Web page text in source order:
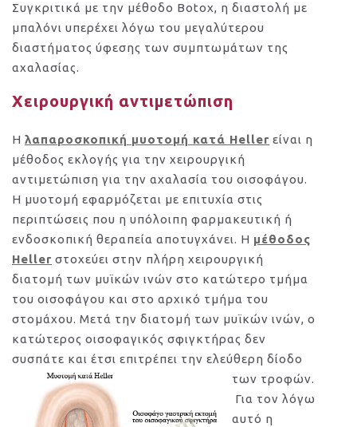
Συγκριτικά με την μέθοδο Botox, η διαστολή με
μπαλόνι υπερέχει λόγω του μεγαλύτερου
διαστήματος ύφεσης των συμπτωμάτων της
αχαλασίας.
Χειρουργική αντιμετώπιση
Η λαπαροσκοπική μυοτομή κατά Heller είναι η
μέθοδος εκλογής για την χειρουργική
αντιμετώπιση για την αχαλασία του οισοφάγου.
Η μυοτομή εφαρμόζεται με επιτυχία στις
περιπτώσεις που η υπόλοιπη φαρμακευτική ή
ενδοσκοπική θεραπεία αποτυγχάνει. Η μέθοδος
Heller στοχεύει στην πλήρη χειρουργική
διατομή των μυϊκών ινών στο κατώτερο τμήμα
του οισοφάγου και στο αρχικό τμήμα του
στομάχου. Μετά την διατομή των μυϊκών ινών, ο
κατώτερος οισοφαγικός σφιγκτήρας δεν
συσπάτε και έτσι επιτρέπει την ελεύθερη δίοδο
των τροφών.
Για τον λόγω
αυτό η